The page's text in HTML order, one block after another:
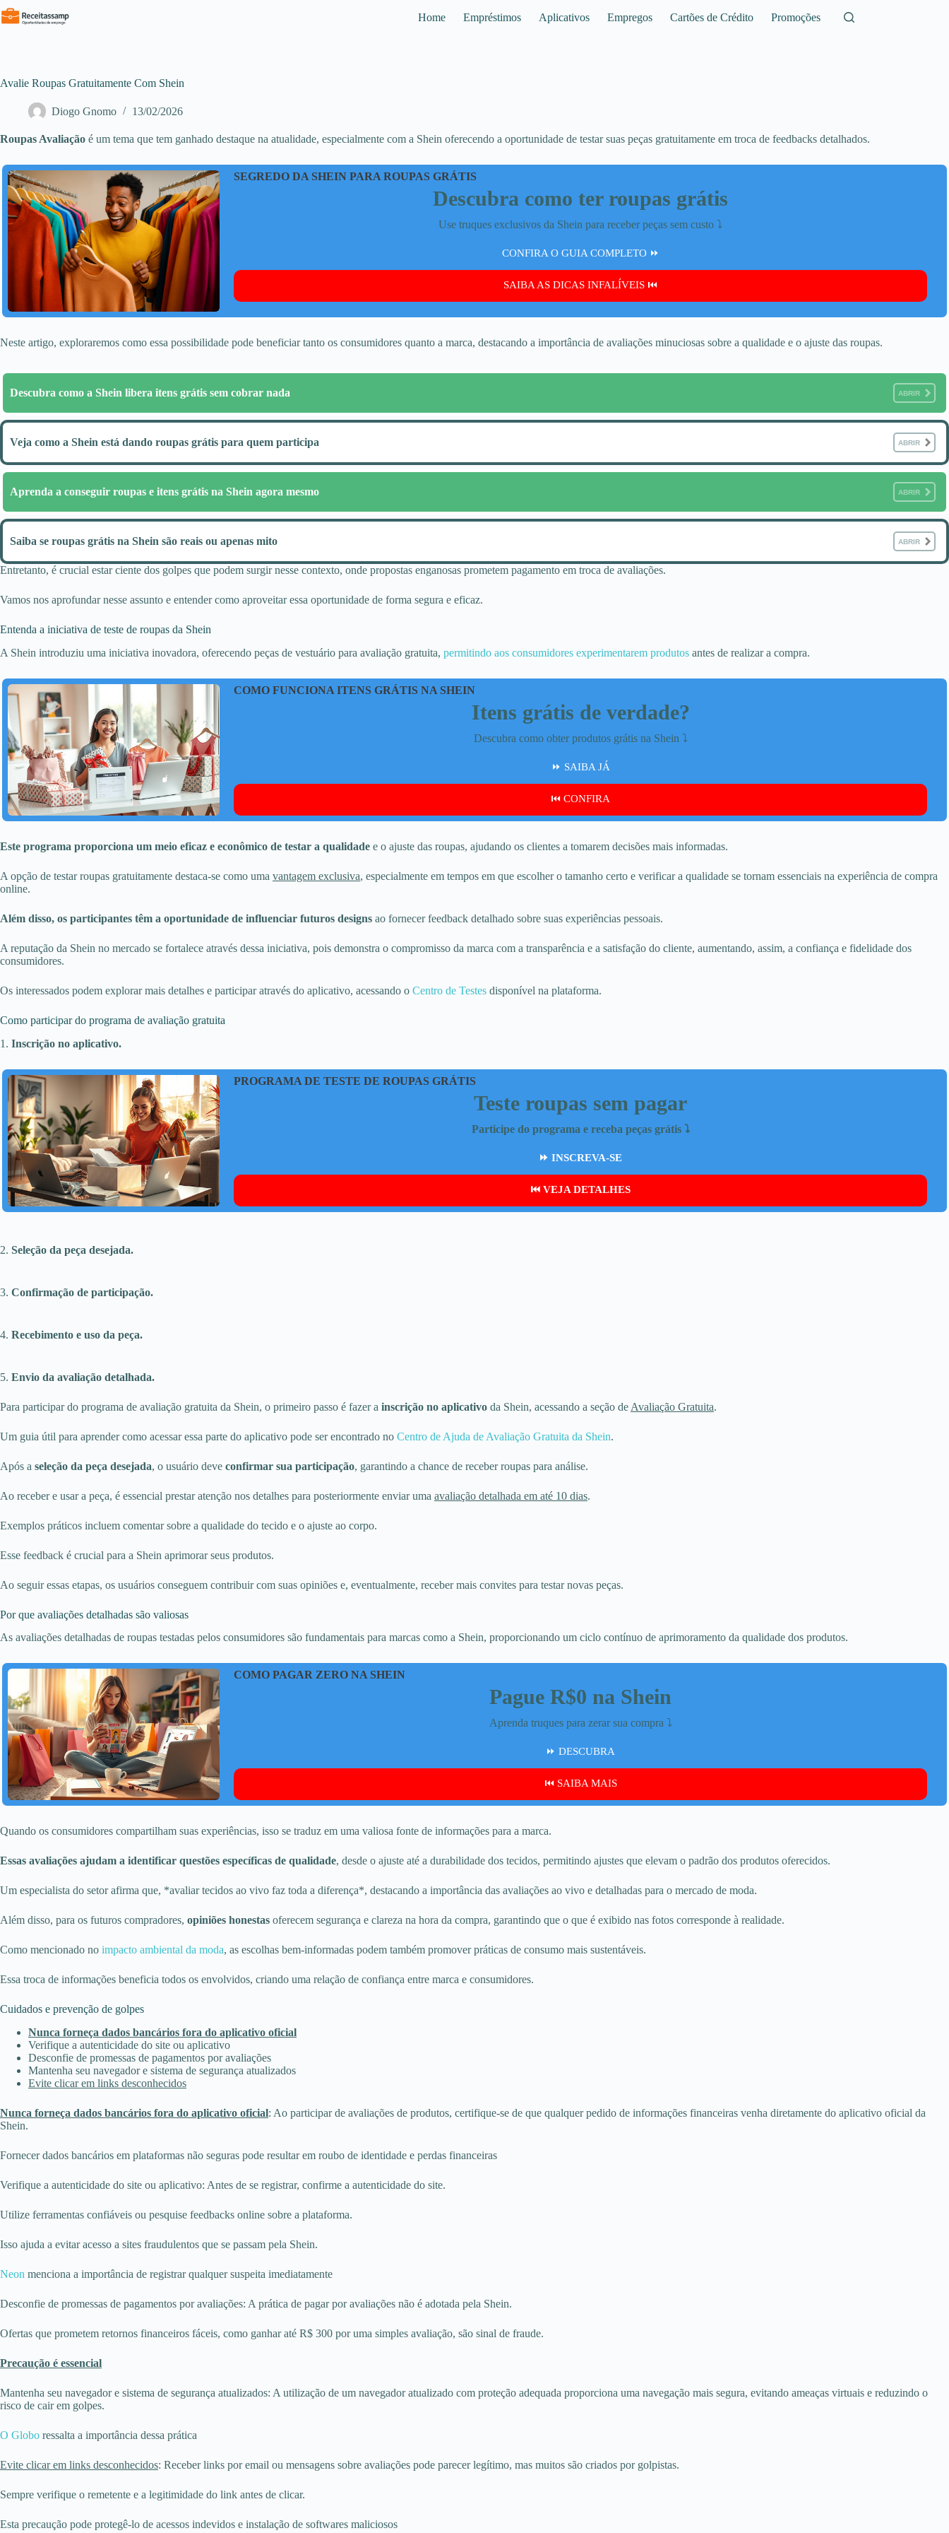
Pular
para
Home Empréstimos Aplicativos Empregos Cartões de Crédito Promoções
Avalie Roupas Gratuitamente Com Shein
Diogo Gnomo 13/02/2026
Roupas Avaliação é um tema que tem ganhado destaque na atualidade, especialmente com a Shein oferecendo a oportunidade de testar suas peças gratuitamente em troca de feedbacks detalhados.
SEGREDO DA SHEIN PARA ROUPAS GRÁTIS
Descubra como ter roupas grátis
Use truques exclusivos da Shein para receber peças sem custo ⤵️
CONFIRA O GUIA COMPLETO ⏩
SAIBA AS DICAS INFALÍVEIS ⏮️
Neste artigo, exploraremos como essa possibilidade pode beneficiar tanto os consumidores quanto a marca, destacando a importância de avaliações minuciosas sobre a qualidade e o ajuste das roupas.
Descubra como a Shein libera itens grátis sem cobrar nada ABRIR
Veja como a Shein está dando roupas grátis para quem participa ABRIR
Aprenda a conseguir roupas e itens grátis na Shein agora mesmo ABRIR
Saiba se roupas grátis na Shein são reais ou apenas mito ABRIR
Entretanto, é crucial estar ciente dos golpes que podem surgir nesse contexto, onde propostas enganosas prometem pagamento em troca de avaliações.
Vamos nos aprofundar nesse assunto e entender como aproveitar essa oportunidade de forma segura e eficaz.
Entenda a iniciativa de teste de roupas da Shein
A Shein introduziu uma iniciativa inovadora, oferecendo peças de vestuário para avaliação gratuita, permitindo aos consumidores experimentarem produtos antes de realizar a compra.
COMO FUNCIONA ITENS GRÁTIS NA SHEIN
Itens grátis de verdade?
Descubra como obter produtos grátis na Shein ⤵️
⏩ SAIBA JÁ
⏮️ CONFIRA
Este programa proporciona um meio eficaz e econômico de testar a qualidade e o ajuste das roupas, ajudando os clientes a tomarem decisões mais informadas.
A opção de testar roupas gratuitamente destaca-se como uma vantagem exclusiva, especialmente em tempos em que escolher o tamanho certo e verificar a qualidade se tornam essenciais na experiência de compra
online.
Além disso, os participantes têm a oportunidade de influenciar futuros designs ao fornecer feedback detalhado sobre suas experiências pessoais.
A reputação da Shein no mercado se fortalece através dessa iniciativa, pois demonstra o compromisso da marca com a transparência e a satisfação do cliente, aumentando, assim, a confiança e fidelidade dos
consumidores.
Os interessados podem explorar mais detalhes e participar através do aplicativo, acessando o Centro de Testes disponível na plataforma.
Como participar do programa de avaliação gratuita
1. Inscrição no aplicativo.
PROGRAMA DE TESTE DE ROUPAS GRÁTIS
Teste roupas sem pagar
Participe do programa e receba peças grátis ⤵️
⏩ INSCREVA-SE
⏮️ VEJA DETALHES
2. Seleção da peça desejada.
3. Confirmação de participação.
4. Recebimento e uso da peça.
5. Envio da avaliação detalhada.
Para participar do programa de avaliação gratuita da Shein, o primeiro passo é fazer a inscrição no aplicativo da Shein, acessando a seção de Avaliação Gratuita.
Um guia útil para aprender como acessar essa parte do aplicativo pode ser encontrado no Centro de Ajuda de Avaliação Gratuita da Shein.
Após a seleção da peça desejada, o usuário deve confirmar sua participação, garantindo a chance de receber roupas para análise.
Ao receber e usar a peça, é essencial prestar atenção nos detalhes para posteriormente enviar uma avaliação detalhada em até 10 dias.
Exemplos práticos incluem comentar sobre a qualidade do tecido e o ajuste ao corpo.
Esse feedback é crucial para a Shein aprimorar seus produtos.
Ao seguir essas etapas, os usuários conseguem contribuir com suas opiniões e, eventualmente, receber mais convites para testar novas peças.
Por que avaliações detalhadas são valiosas
As avaliações detalhadas de roupas testadas pelos consumidores são fundamentais para marcas como a Shein, proporcionando um ciclo contínuo de aprimoramento da qualidade dos produtos.
COMO PAGAR ZERO NA SHEIN
Pague R$0 na Shein
Aprenda truques para zerar sua compra ⤵️
⏩ DESCUBRA
⏮️ SAIBA MAIS
Quando os consumidores compartilham suas experiências, isso se traduz em uma valiosa fonte de informações para a marca.
Essas avaliações ajudam a identificar questões específicas de qualidade, desde o ajuste até a durabilidade dos tecidos, permitindo ajustes que elevam o padrão dos produtos oferecidos.
Um especialista do setor afirma que, *avaliar tecidos ao vivo faz toda a diferença*, destacando a importância das avaliações ao vivo e detalhadas para o mercado de moda.
Além disso, para os futuros compradores, opiniões honestas oferecem segurança e clareza na hora da compra, garantindo que o que é exibido nas fotos corresponde à realidade.
Como mencionado no impacto ambiental da moda, as escolhas bem-informadas podem também promover práticas de consumo mais sustentáveis.
Essa troca de informações beneficia todos os envolvidos, criando uma relação de confiança entre marca e consumidores.
Cuidados e prevenção de golpes
Nunca forneça dados bancários fora do aplicativo oficial
Verifique a autenticidade do site ou aplicativo
Desconfie de promessas de pagamentos por avaliações
Mantenha seu navegador e sistema de segurança atualizados
Evite clicar em links desconhecidos
Nunca forneça dados bancários fora do aplicativo oficial: Ao participar de avaliações de produtos, certifique-se de que qualquer pedido de informações financeiras venha diretamente do aplicativo oficial da
Shein.
Fornecer dados bancários em plataformas não seguras pode resultar em roubo de identidade e perdas financeiras
Verifique a autenticidade do site ou aplicativo: Antes de se registrar, confirme a autenticidade do site.
Utilize ferramentas confiáveis ou pesquise feedbacks online sobre a plataforma.
Isso ajuda a evitar acesso a sites fraudulentos que se passam pela Shein.
Neon menciona a importância de registrar qualquer suspeita imediatamente
Desconfie de promessas de pagamentos por avaliações: A prática de pagar por avaliações não é adotada pela Shein.
Ofertas que prometem retornos financeiros fáceis, como ganhar até R$ 300 por uma simples avaliação, são sinal de fraude.
Precaução é essencial
Mantenha seu navegador e sistema de segurança atualizados: A utilização de um navegador atualizado com proteção adequada proporciona uma navegação mais segura, evitando ameaças virtuais e reduzindo o
risco de cair em golpes.
O Globo ressalta a importância dessa prática
Evite clicar em links desconhecidos: Receber links por email ou mensagens sobre avaliações pode parecer legítimo, mas muitos são criados por golpistas.
Sempre verifique o remetente e a legitimidade do link antes de clicar.
Esta precaução pode protegê-lo de acessos indevidos e instalação de softwares maliciosos